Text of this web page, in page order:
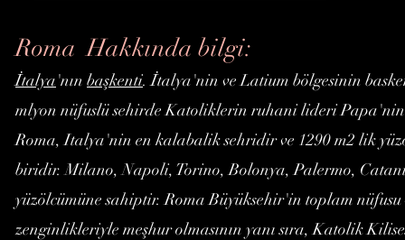
Roma Hakkında bilgi:
İtalya'nın başkenti. İtalya'nin ve Latium bölgesinin
mlyon nüfuslü sehirde Katoliklerin ruhani lideri
Roma, Italya'nin en kalabalik sehridir ve 1290 m2 lik
biridir.Milano,Napoli, Torino,Bolonya,Palermo,
yüzölcümüne sahiptir. Roma Büyüksehir'in toplam
zenginlikleriyle meşhur olmasının yanı sıra, Katolik